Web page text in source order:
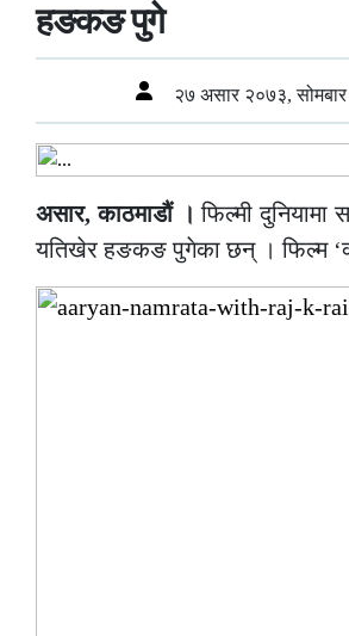
हङकङ पुगे
२७ असार २०७३,
असार, काठमाडौं । फिल्मी
यतिखेर हङकङ पुगेका छन् । फिल्म